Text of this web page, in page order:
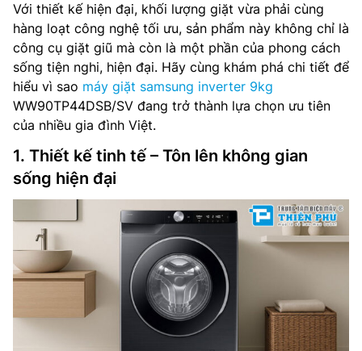
Với thiết kế hiện đại, khối lượng giặt vừa phải cùng
hàng loạt công nghệ tối ưu, sản phẩm này không chỉ là
công cụ giặt giũ mà còn là một phần của phong cách
sống tiện nghi, hiện đại. Hãy cùng khám phá chi tiết để
hiểu vì sao máy giặt samsung inverter 9kg
WW90TP44DSB/SV đang trở thành lựa chọn ưu tiên
của nhiều gia đình Việt.
1. Thiết kế tinh tế – Tôn lên không gian
sống hiện đại